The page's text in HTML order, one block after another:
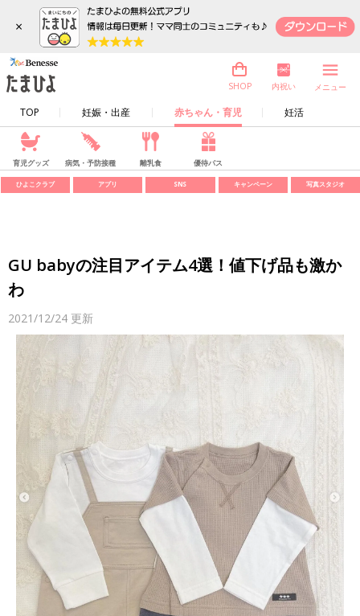
×
TOP 妊娠・出産 赤ちゃん・育児 妊活
SHOP 内祝い メニュー
育児グッズ 病気・予防接種 離乳食 優待パス
ひよこクラブ アプリ SNS キャンペーン 写真スタジオ
GU babyの注目アイテム4選！値下げ品も激か
わ
2021/12/24 更新